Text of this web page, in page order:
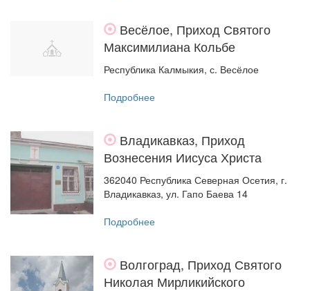
Весёлое, Приход Святого
Максимилиана Кольбе
Республика Калмыкия, с. Весёлое
Подробнее
Владикавказ, Приход
Вознесения Иисуса Христа
362040 Республика Северная Осетия, г.
Владикавказ, ул. Гапо Баева 14
Подробнее
Волгоград, Приход Святого
Николая Мирликийского